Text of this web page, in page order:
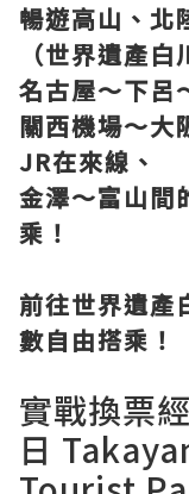
暢遊高山、北
（世界遺產
名古屋～下呂
關西機場～大
JR在來線、
金澤～富山間
乘！
前往世界遺產
數自由搭乘！
實戰換票
日